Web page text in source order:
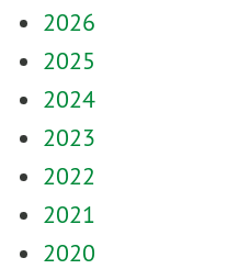
2026
2025
2024
2023
2022
2021
2020